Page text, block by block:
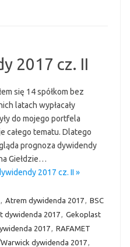
2017 cz. II
się 14 spółkom bez
latach wypłacały
do mojego portfela
całego tematu. Dlatego
prognoza dywidendy
Giełdzie…
2017 cz. II »
, Atrem dywidenda 2017, BSC
dywidenda 2017, Gekoplast
2017, RAFAMET
dywidenda 2017,